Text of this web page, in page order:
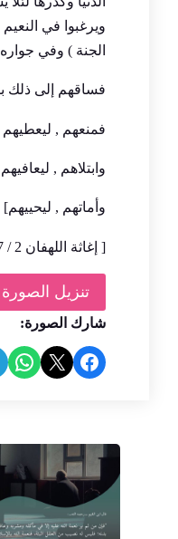
ويرغبوا في
الجنة ) وفي جواره
فساقهم إلى ذلك
فمنعهم , ليعطيهم
وابتلاهم , ليعافيهم
وأماتهم , ليحييهم]
[ إغاثة اللهفان 2 / 917 ]
تنزيل الصورة
شارك الصورة:
Share on Facebook
Share on X